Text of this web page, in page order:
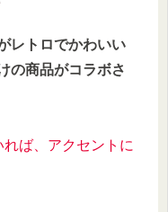
レトロでかわいい
の商品がコラボさ
ば、アクセントに